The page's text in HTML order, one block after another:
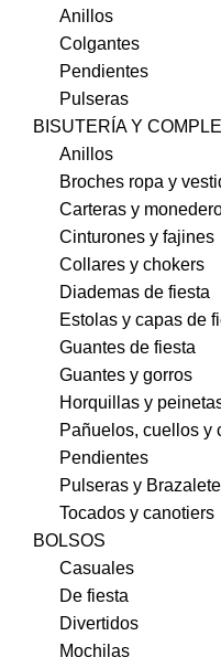
Anillos
Colgantes
Pendientes
Pulseras
BISUTERÍA Y
Anillos
Broches ropa y
Carteras y
Cinturones y fajines
Collares y chokers
Diademas de fiesta
Estolas y capas de
Guantes de fiesta
Guantes y gorros
Horquillas y
Pañuelos, cuellos y
Pendientes
Pulseras y
Tocados y canotiers
BOLSOS
Casuales
De fiesta
Divertidos
Mochilas